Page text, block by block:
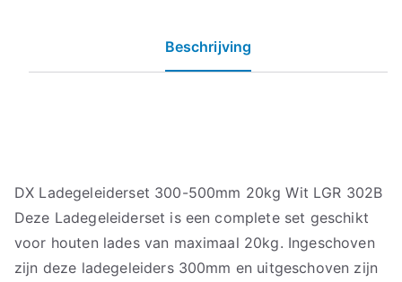
Beschrijving
DX Ladegeleiderset 300-500mm 20kg Wit LGR 302B
Deze Ladegeleiderset is een complete set geschikt
voor houten lades van maximaal 20kg. Ingeschoven
zijn deze ladegeleiders 300mm en uitgeschoven zijn